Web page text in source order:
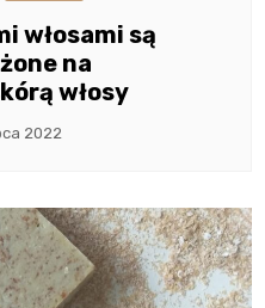
włosami są
na
włosy
2022